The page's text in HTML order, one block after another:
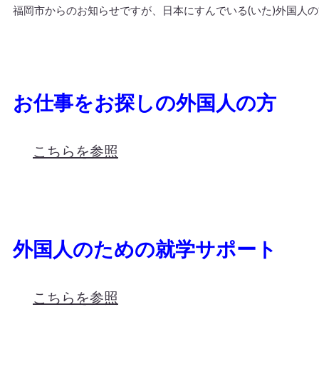
福岡市からのお知らせですが、日本にすんでいる(いた)外国人
お仕事をお探しの外国人の方
こちらを参照
外国人のための就学サポート
こちらを参照